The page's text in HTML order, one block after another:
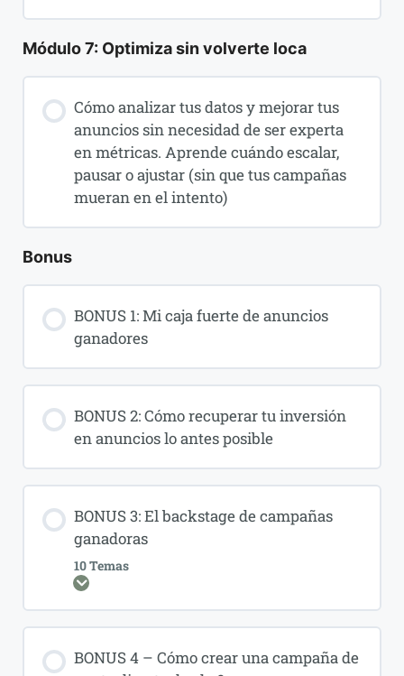
Módulo 7: Optimiza sin volverte loca
Cómo analizar tus datos y mejorar tus
anuncios sin necesidad de ser experta
en métricas. Aprende cuándo escalar,
pausar o ajustar (sin que tus campañas
mueran en el intento)
Bonus
BONUS 1: Mi caja fuerte de anuncios
ganadores
BONUS 2: Cómo recuperar tu inversión
en anuncios lo antes posible
BONUS 3: El backstage de campañas
ganadoras
10 Temas
BONUS 4 – Cómo crear una campaña de